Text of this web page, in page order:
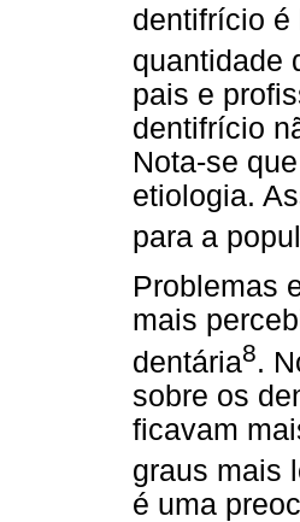
dentifrício é
quantidade
pais e
dentifrício
Nota-se
etiologia.
para a
Problemas
mais
dentária8.
sobre os
ficavam
graus mais
é uma